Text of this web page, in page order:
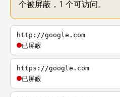
个被屏蔽，1 个可访问。
http://google.com
已屏蔽
https://google.com
已屏蔽